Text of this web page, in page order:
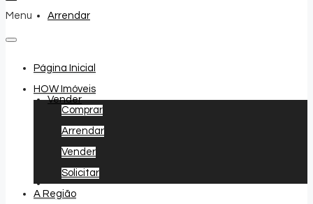
Arrendar
Vender
Menu
Página Inicial
HOW Imóveis
Comprar
Arrendar
Vender
Solicitar
A Região